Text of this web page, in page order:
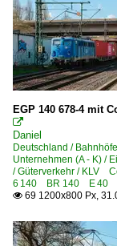
Zerbst/
BR 03
EGP 140 678-4 mit

Daniel
Deutschland /
Unternehmen (A - K) /
/ Güterverkehr / KLV
6 140 BR 140 E 40
 69 1200x800 Px,